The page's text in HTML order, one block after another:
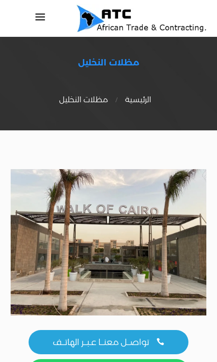
a
مظلات النخليل
الرئيسية / مظلات النخليل
تواصــل معنــا عـبــر الهاتــف 